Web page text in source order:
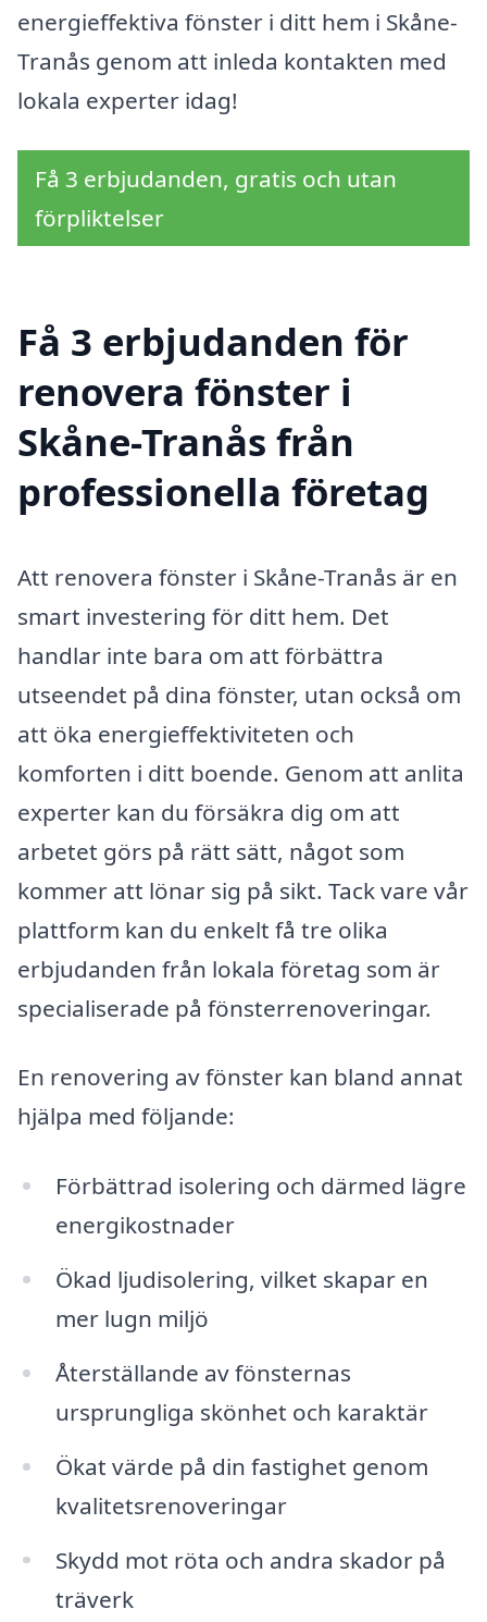
energieffektiva fönster i ditt hem i Skåne-
Tranås genom att inleda kontakten med
lokala experter idag!
Få 3 erbjudanden, gratis och utan
förpliktelser
Få 3 erbjudanden för
renovera fönster i
Skåne-Tranås från
professionella företag
Att renovera fönster i Skåne-Tranås är en
smart investering för ditt hem. Det
handlar inte bara om att förbättra
utseendet på dina fönster, utan också om
att öka energieffektiviteten och
komforten i ditt boende. Genom att anlita
experter kan du försäkra dig om att
arbetet görs på rätt sätt, något som
kommer att lönar sig på sikt. Tack vare vår
plattform kan du enkelt få tre olika
erbjudanden från lokala företag som är
specialiserade på fönsterrenoveringar.
En renovering av fönster kan bland annat
hjälpa med följande:
Förbättrad isolering och därmed lägre
energikostnader
Ökad ljudisolering, vilket skapar en
mer lugn miljö
Återställande av fönsternas
ursprungliga skönhet och karaktär
Ökat värde på din fastighet genom
kvalitetsrenoveringar
Skydd mot röta och andra skador på
träverk